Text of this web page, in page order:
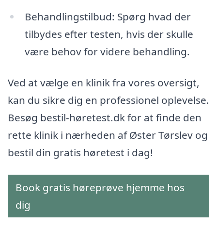
Behandlingstilbud: Spørg hvad der
tilbydes efter testen, hvis der skulle
være behov for videre behandling.
Ved at vælge en klinik fra vores oversigt,
kan du sikre dig en professionel oplevelse.
Besøg bestil-høretest.dk for at finde den
rette klinik i nærheden af Øster Tørslev og
bestil din gratis høretest i dag!
Book gratis høreprøve hjemme hos
dig